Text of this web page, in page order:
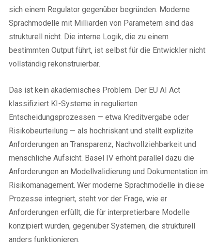
sich einem Regulator gegenüber begründen. Moderne
Sprachmodelle mit Milliarden von Parametern sind das
strukturell nicht. Die interne Logik, die zu einem
bestimmten Output führt, ist selbst für die Entwickler nicht
vollständig rekonstruierbar.
Das ist kein akademisches Problem. Der EU AI Act
klassifiziert KI-Systeme in regulierten
Entscheidungsprozessen — etwa Kreditvergabe oder
Risikobeurteilung — als hochriskant und stellt explizite
Anforderungen an Transparenz, Nachvollziehbarkeit und
menschliche Aufsicht. Basel IV erhöht parallel dazu die
Anforderungen an Modellvalidierung und Dokumentation im
Risikomanagement. Wer moderne Sprachmodelle in diese
Prozesse integriert, steht vor der Frage, wie er
Anforderungen erfüllt, die für interpretierbare Modelle
konzipiert wurden, gegenüber Systemen, die strukturell
anders funktionieren.